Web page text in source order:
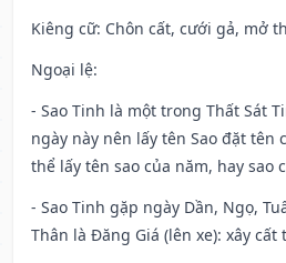
Kiêng cữ: Chôn cất, cưới gả, mở
Ngoại lệ:
- Sao Tinh là một trong Thất Sát
ngày này nên lấy tên Sao đặt tên
thể lấy tên sao của năm, hay sao
- Sao Tinh gặp ngày Dần, Ngọ,
Thân là Đăng Giá (lên xe): xây cất